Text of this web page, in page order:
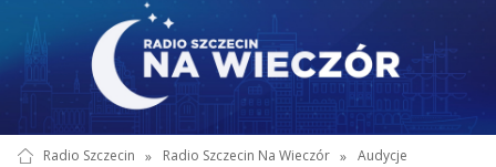
Radio Szczecin » Radio Szczecin Na Wieczór » Audycje